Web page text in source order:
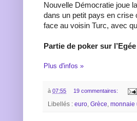
Nouvelle Démocratie joue
dans un petit pays en crise
face au voisin Turc, avec
Partie de poker sur l’Egée
Plus d'infos »
à 07:55 19 commentaires:
Libellés : euro Grèce monnaie